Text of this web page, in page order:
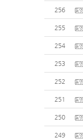
256
255
254
253
252
251
250
249